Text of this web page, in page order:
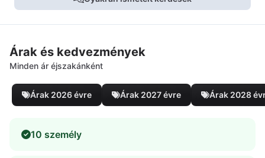
Árak és kedvezmények
Minden ár éjszakánként
Árak 2026 évre Árak 2027 évre Árak 2028
10 személy